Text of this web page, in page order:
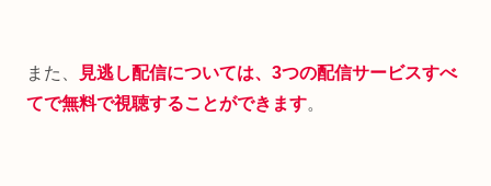
また、
見逃し配信については、3つの配信サービスすべ
てで無料で視聴することができます。